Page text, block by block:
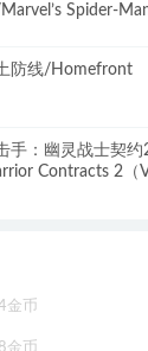
Spider-
防线/Homefront
手：幽灵战士契
Contracts 2（
金币
金币